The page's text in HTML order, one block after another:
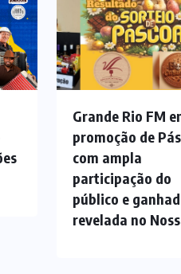
Grande Rio FM
promoção de
com ampla
participação do
público e
revelada no